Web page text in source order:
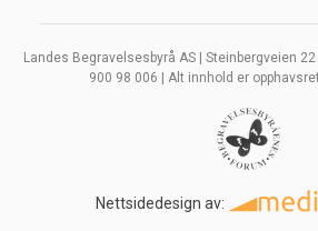
Landes Begravelsesbyrå AS | Steinbergveien
900 98 006 | Alt innhold er
Nettsidedesign av: